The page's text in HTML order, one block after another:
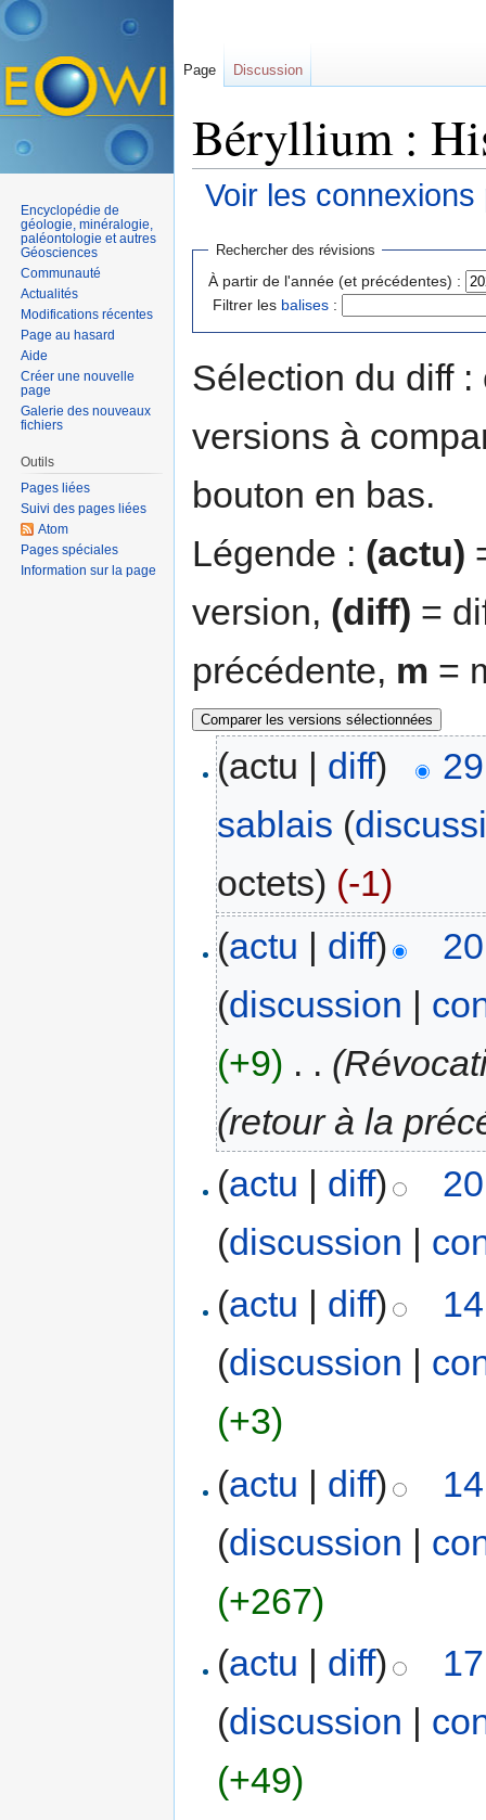
Béryllium :
Voir les
Rechercher des révisions
À partir de l'année (et précédentes) :
Filtrer les balises :
Sélection du diff
versions à
bouton en bas.
Légende : (actu)
version, (diff) =
précédente, m =
(actu | diff)
sablais (
octets) (-1)
(actu | diff)
(discussion |
(+9) . .
(retour à la
(actu | diff)
(discussion |
(actu | diff)
(discussion |
(+3)
(actu | diff)
(discussion |
(+267)
(actu | diff)
(discussion |
(+49)
Page Discussion
Encyclopédie de
géologie, minéralogie,
paléontologie et autres
Géosciences
Communauté
Actualités
Modifications récentes
Page au hasard
Aide
Créer une nouvelle
page
Galerie des nouveaux
fichiers
Outils
Pages liées
Suivi des pages liées
Atom
Pages spéciales
Information sur la page